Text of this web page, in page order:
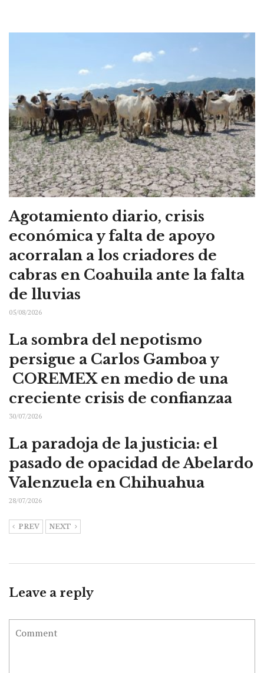
Agotamiento diario, crisis
económica y falta de apoyo
acorralan a los criadores de
cabras en Coahuila ante la falta
de lluvias
05/08/2026
La sombra del nepotismo
persigue a Carlos Gamboa y
COREMEX en medio de una
creciente crisis de confianzaa
30/07/2026
La paradoja de la justicia: el
pasado de opacidad de Abelardo
Valenzuela en Chihuahua
28/07/2026
PREV NEXT
Leave a reply